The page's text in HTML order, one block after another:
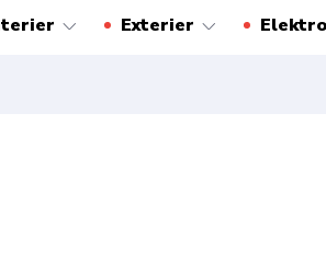
Exterier Elektro